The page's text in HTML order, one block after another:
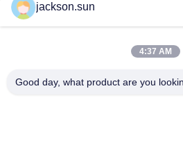
Płonąca pozioma maszyna do
Tester łatwopalności UL94 HBF
FMVSS 302 Materiały pojazdu
jackson.sun
4:37 AM
Good day, what product are you